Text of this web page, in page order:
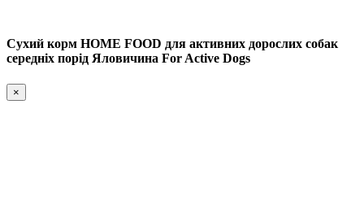
Сухий корм HOME FOOD для активних дорослих собак
середніх порід Яловичина For Active Dogs
×